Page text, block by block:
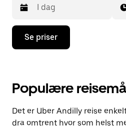
Trykk
piltast
åpne
kalenderen
velge
en
Se priser
Populære
Det er Uber Andilly reise
dra omtrent hvor som helst